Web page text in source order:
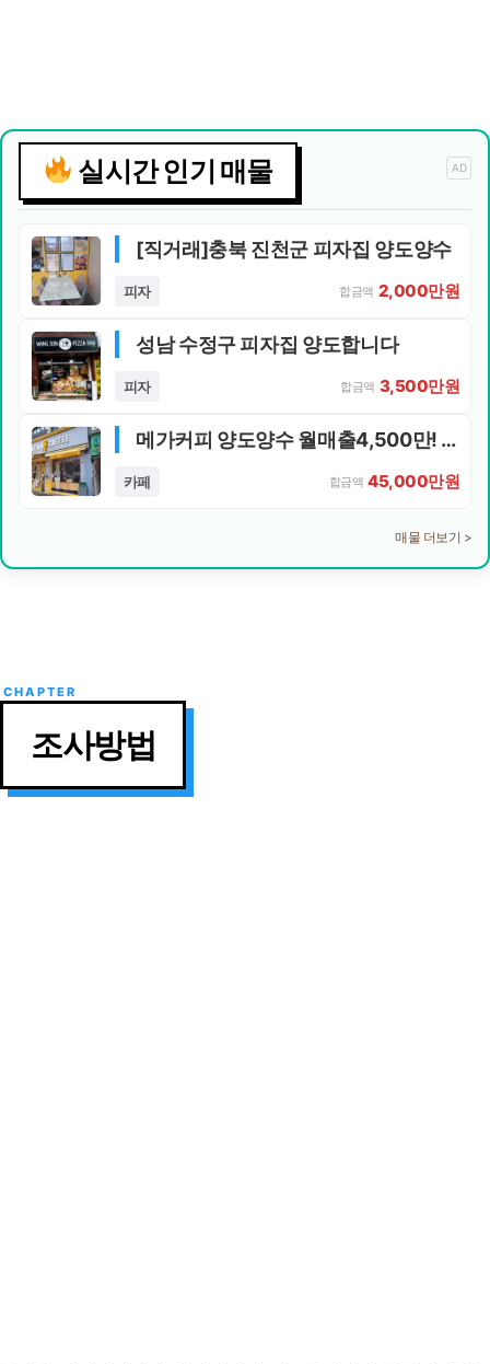
실시간 인기 매물 AD
[직거래]충북 진천군 피자집 양도양수
피자 합금액 2,000만원
성남 수정구 피자집 양도합니다
피자 합금액 3,500만원
메가커피 양도양수 월매출4,500만! 부평 로데오 메인!
카페 합금액 45,000만원
매물 더보기 >
조사방법